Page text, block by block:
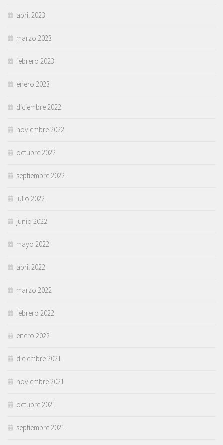
abril 2023
marzo 2023
febrero 2023
enero 2023
diciembre 2022
noviembre 2022
octubre 2022
septiembre 2022
julio 2022
junio 2022
mayo 2022
abril 2022
marzo 2022
febrero 2022
enero 2022
diciembre 2021
noviembre 2021
octubre 2021
septiembre 2021